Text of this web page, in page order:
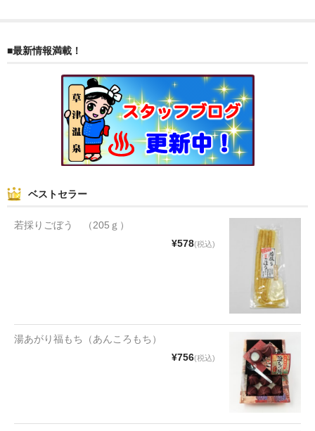
和菓子
羊かん
その他
■最新情報満載！
ベストセラー
若採りごぼう （205ｇ）
¥578(税込)
湯あがり福もち（あんころもち）
¥756(税込)